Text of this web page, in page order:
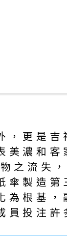
更是
濃和
之流失
製造
根基
投注